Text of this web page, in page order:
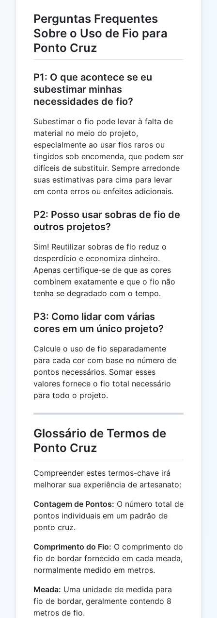
Perguntas Frequentes
Sobre o Uso de Fio para
Ponto Cruz
P1: O que acontece se eu
subestimar minhas
necessidades de fio?
Subestimar o fio pode levar à falta de
material no meio do projeto,
especialmente ao usar fios raros ou
tingidos sob encomenda, que podem ser
difíceis de substituir. Sempre arredonde
suas estimativas para cima para levar
em conta erros ou enfeites adicionais.
P2: Posso usar sobras de fio de
outros projetos?
Sim! Reutilizar sobras de fio reduz o
desperdício e economiza dinheiro.
Apenas certifique-se de que as cores
combinem exatamente e que o fio não
tenha se degradado com o tempo.
P3: Como lidar com várias
cores em um único projeto?
Calcule o uso de fio separadamente
para cada cor com base no número de
pontos necessários. Somar esses
valores fornece o fio total necessário
para todo o projeto.
Glossário de Termos de
Ponto Cruz
Compreender estes termos-chave irá
melhorar sua experiência de artesanato:
Contagem de Pontos: O número total de
pontos individuais em um padrão de
ponto cruz.
Comprimento do Fio: O comprimento do
fio de bordar fornecido em cada meada,
normalmente medido em metros.
Meada: Uma unidade de medida para
fio de bordar, geralmente contendo 8
metros de fio.